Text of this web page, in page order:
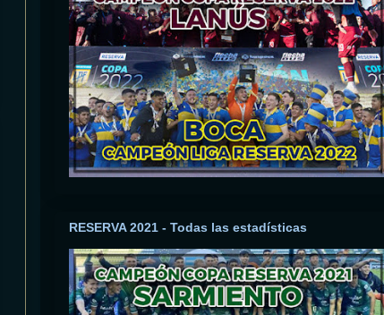
RESERVA 2021 - Todas las estadísticas